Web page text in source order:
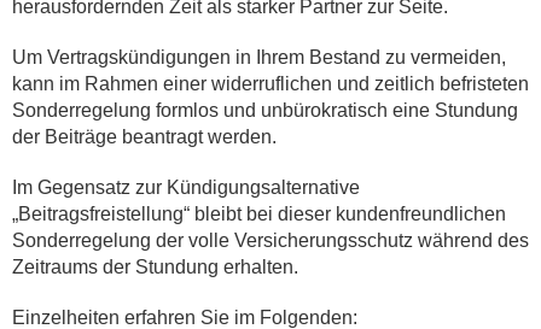
herausfordernden Zeit als starker Partner zur Seite.
Um Vertragskündigungen in Ihrem Bestand zu vermeiden,
kann im Rahmen einer widerruflichen und zeitlich befristeten
Sonderregelung formlos und unbürokratisch eine Stundung
der Beiträge beantragt werden.
Im Gegensatz zur Kündigungsalternative
„Beitragsfreistellung“ bleibt bei dieser kundenfreundlichen
Sonderregelung der volle Versicherungsschutz während des
Zeitraums der Stundung erhalten.
Einzelheiten erfahren Sie im Folgenden: